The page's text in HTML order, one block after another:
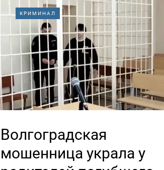
КРИМИНАЛ
Волгоградская
мошенница украла у